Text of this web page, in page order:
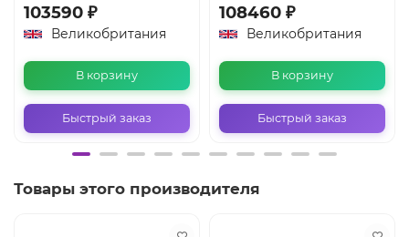
103590 ₽
Великобритания
В корзину
Быстрый заказ
108460 ₽
Великобритания
В корзину
Быстрый заказ
Товары этого производителя